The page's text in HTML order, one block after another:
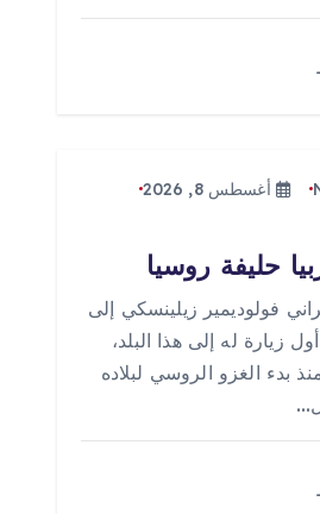
أغسطس 8, 2026
حليفة روسيا
فولوديمير زيلينسكي إلى
زيارة له إلى هذا البلد،
بدء الغزو الروسي لبلاده